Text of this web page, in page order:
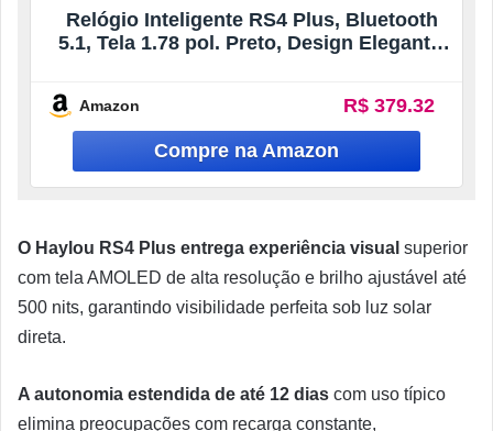
Relógio Inteligente RS4 Plus, Bluetooth
5.1, Tela 1.78 pol. Preto, Design Elegante,
Amazon R$ 379.32
O Haylou RS4 Plus entrega experiência visual superior
com tela AMOLED de alta resolução e brilho ajustável até
500 nits, garantindo visibilidade perfeita sob luz solar
direta.
A autonomia estendida de até 12 dias com uso típico
elimina preocupações com recarga constante,